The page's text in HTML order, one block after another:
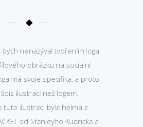
nenazýval tvořením loga,
obrázku na sociální
má svoje specifika, a proto
ilustrací než logem.
tuto ilustraci byla helma z
od Stanleyho Kubricka a